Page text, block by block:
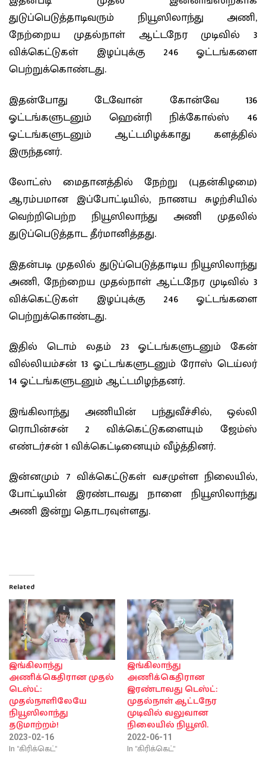
துடுப்பெடுத்தாடிவரும் நியூஸிலாந்து அணி,
நேற்றைய முதல்நாள் ஆட்டநேர முடிவில் 3
விக்கெட்டுகள் இழப்புக்கு 246 ஓட்டங்களை
பெற்றுக்கொண்டது.
இதன்போது டேவோன் கோன்வே 136
ஓட்டங்களுடனும் ஹென்ரி நிக்கோல்ஸ் 46
ஓட்டங்களுடனும் ஆட்டமிழக்காது களத்தில்
இருந்தனர்.
லோட்ஸ் மைதானத்தில் நேற்று (புதன்கிழமை)
ஆரம்பமான இப்போட்டியில், நாணய சுழற்சியில்
வெற்றிபெற்ற நியூஸிலாந்து அணி முதலில்
துடுப்பெடுத்தாட தீர்மானித்தது.
இதன்படி முதலில் துடுப்பெடுத்தாடிய நியூஸிலாந்து
அணி, நேற்றைய முதல்நாள் ஆட்டநேர முடிவில் 3
விக்கெட்டுகள் இழப்புக்கு 246 ஓட்டங்களை
பெற்றுக்கொண்டது.
இதில் டொம் லதம் 23 ஓட்டங்களுடனும் கேன்
வில்லியம்சன் 13 ஓட்டங்களுடனும் ரோஸ் டெய்லர்
14 ஓட்டங்களுடனும் ஆட்டமிழந்தனர்.
இங்கிலாந்து அணியின் பந்துவீச்சில், ஒல்லி
ரொபின்சன் 2 விக்கெட்டுகளையும் ஜேம்ஸ்
எண்டர்சன் 1 விக்கெட்டினையும் வீழ்த்தினர்.
இன்னமும் 7 விக்கெட்டுகள் வசமுள்ள நிலையில்,
போட்டியின் இரண்டாவது நாளை நியூஸிலாந்து
அணி இன்று தொடரவுள்ளது.
Related
இங்கிலாந்து
அணிக்கெதிரான முதல்
டெஸ்ட்:
முதல்நாளிலேயே
நியூஸிலாந்து
தடுமாற்றம்!
2023-02-16
In "கிரிக்கெட்"
இங்கிலாந்து
அணிக்கெதிரான
இரண்டாவது டெஸ்ட்:
முதல்நாள் ஆட்டநேர
முடிவில் வலுவான
நிலையில் நியூஸி.
2022-06-11
In "கிரிக்கெட்"